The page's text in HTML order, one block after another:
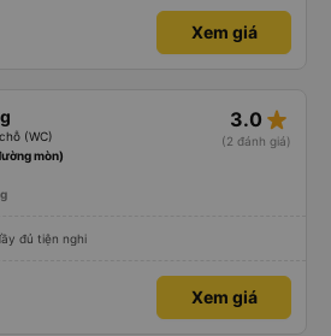
Xem giá
(WC)
3.0 star_rate
(2 đánh giá)
mòn)
đủ tiện nghi
Xem giá